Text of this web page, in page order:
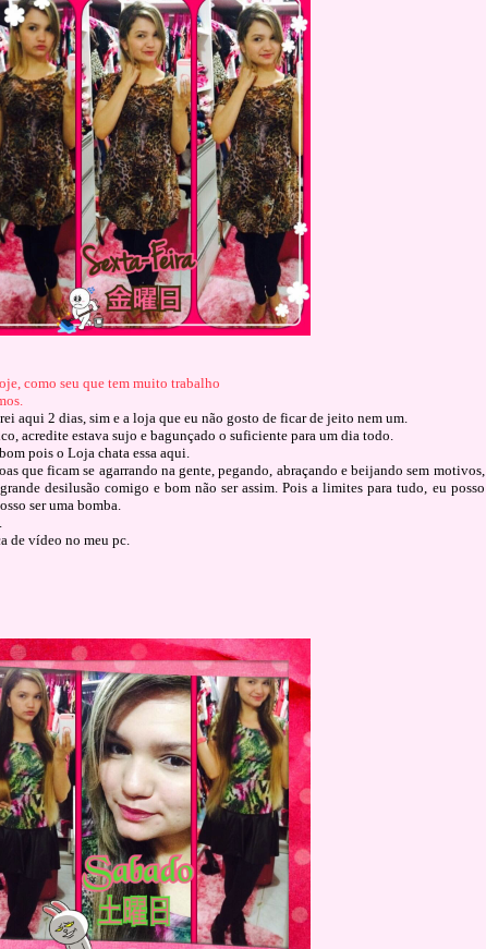
como seu que tem muito trabalho
aqui 2 dias, sim e a loja que eu não gosto de ficar de jeito nem um.
acredite estava sujo e bagunçado o suficiente para um dia todo.
pois o Loja chata essa aqui.
que ficam se agarrando na gente, pegando, abraçando e beijando sem motivos,
desilusão comigo e bom não ser assim. Pois a limites para tudo, eu posso
ser uma bomba.
de vídeo no meu pc.